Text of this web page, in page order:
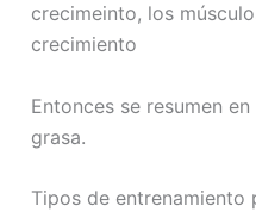
crecimeinto, los
crecimiento
Entonces se resumen
grasa.
Tipos de entrenamiento